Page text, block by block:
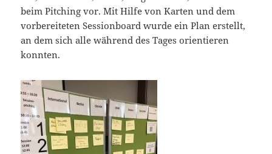
beim Pitching vor. Mit Hilfe von Karten und dem
vorbereiteten Sessionboard wurde ein Plan erstellt,
an dem sich alle während des Tages orientieren
konnten.